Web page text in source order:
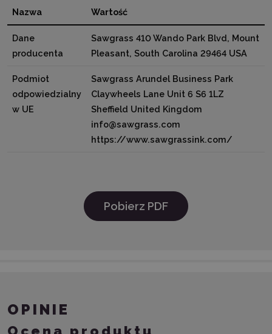
Nazwa Wartość
Dane
producenta
Sawgrass 410 Wando Park Blvd, Mount
Pleasant, South Carolina 29464 USA
Podmiot
odpowiedzialny
w UE
Sawgrass Arundel Business Park
Claywheels Lane Unit 6 S6 1LZ
Sheffield United Kingdom
info@sawgrass.com
https://www.sawgrassink.com/
Pobierz PDF
OPINIE
Ocena produktu